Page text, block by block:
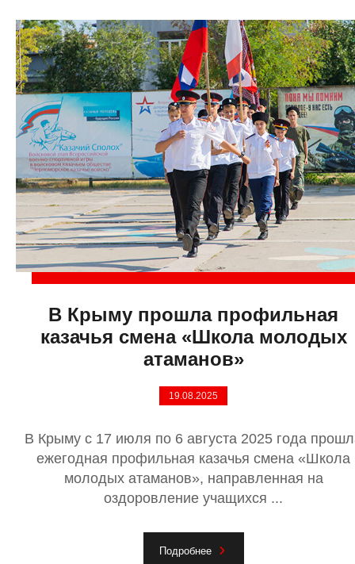
В Крыму прошла профильная
казачья смена «Школа молодых
атаманов»
19.08.2025
В Крыму с 17 июля по 6 августа 2025 года
ежегодная профильная казачья смена «Школа
молодых атаманов», направленная на
оздоровление учащихся ...
Подробнее